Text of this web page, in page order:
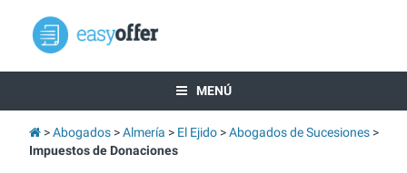
MENÚ
Abogados Almería El Ejido
Abogados de Sucesiones
Impuestos de Donaciones